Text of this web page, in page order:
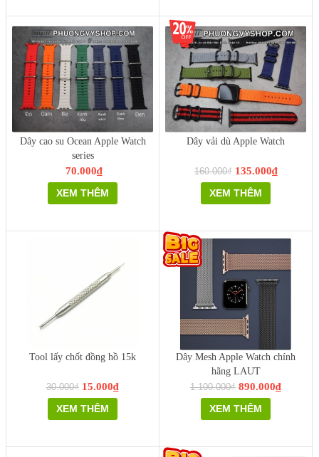
Dây cao su Ocean Apple Watch
series
70.000₫
XEM THÊM
Dây vải dù Apple Watch
160.000₫ 135.000₫
XEM THÊM
Tool lấy chốt đồng hồ 15k
30.000₫ 15.000₫
XEM THÊM
Dây Mesh Apple Watch chính
hãng LAUT
1.100.000₫ 890.000₫
XEM THÊM